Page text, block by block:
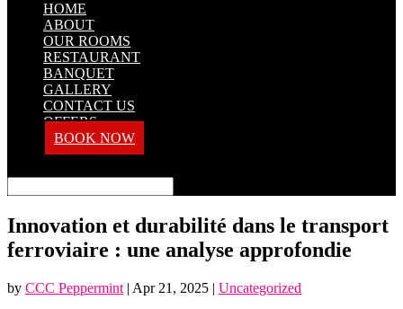
HOME
ABOUT
OUR ROOMS
RESTAURANT
BANQUET
GALLERY
CONTACT US
OFFERS
BOOK NOW
Innovation et durabilité dans le transport
ferroviaire : une analyse approfondie
by CCC Peppermint | Apr 21, 2025 | Uncategorized